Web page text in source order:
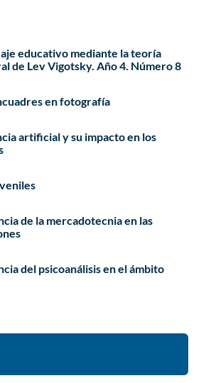
educativo mediante la teoría
de Lev Vigotsky. Año 4. Número 8
en fotografía
artificial y su impacto en los
de la mercadotecnia en las
del psicoanálisis en el ámbito